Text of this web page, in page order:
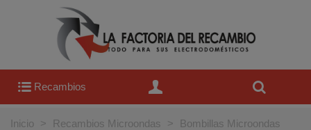
Recambios
Inicio > Recambios Microondas > Bombillas Microondas